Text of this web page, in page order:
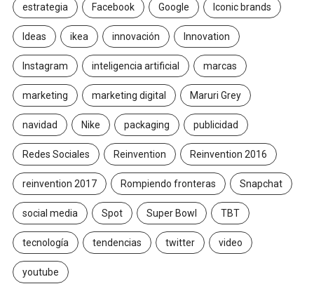
estrategia Facebook Google Iconic brands
Ideas ikea innovación Innovation
Instagram inteligencia artificial marcas
marketing marketing digital Maruri Grey
navidad Nike packaging publicidad
Redes Sociales Reinvention Reinvention 2016
reinvention 2017 Rompiendo fronteras Snapchat
social media Spot Super Bowl TBT
tecnología tendencias twitter video
youtube